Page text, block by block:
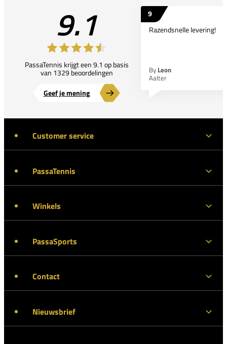
9.1
PassaTennis krijgt een 9.1 op basis
van 1329 beoordelingen
Geef je mening
9
Razendsnelle levering!
By Leon
Aalter
Customer service
PassaTennis
Winkels
PassaSports
Contact
Nieuwsbrief